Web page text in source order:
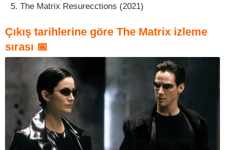
The Matrix Resurecctions (2021)
Çıkış tarihlerine göre The Matrix izleme
sırası 📅